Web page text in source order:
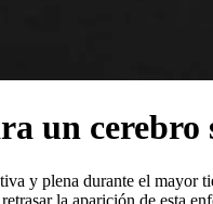
un cerebro
y plena durante el mayor
la aparición de esta